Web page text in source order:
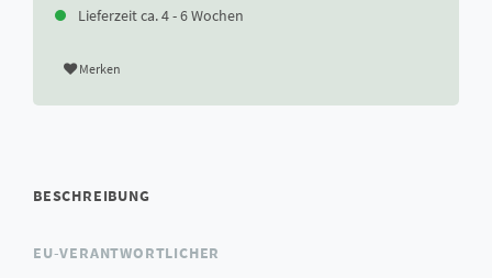
Lieferzeit ca. 4 - 6 Wochen
Merken
BESCHREIBUNG
EU-VERANTWORTLICHER